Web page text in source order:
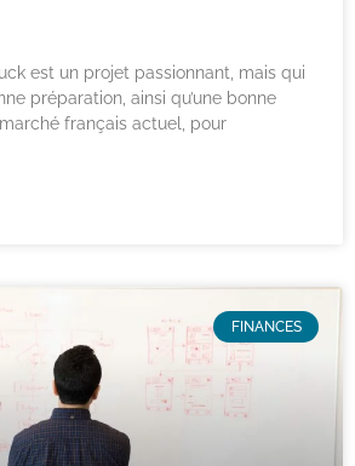
est un projet passionnant, mais qui
préparation, ainsi qu’une bonne
français actuel, pour
FINANCES